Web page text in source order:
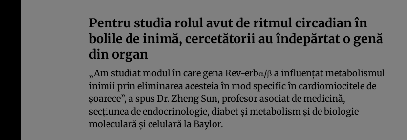
Pentru studia rolul avut de ritmul circadian în
bolile de inimă, cercetătorii au îndepărtat o genă
din organ
„Am studiat modul în care gena Rev-erbα/β a influențat metabolismul
inimii prin eliminarea acesteia în mod specific în cardiomiocitele de
șoarece”, a spus Dr. Zheng Sun, profesor asociat de medicină,
secțiunea de endocrinologie, diabet și metabolism și de biologie
moleculară și celulară la Baylor.